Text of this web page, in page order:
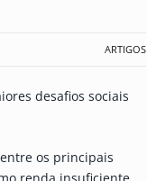
ARTIGOS
desafios sociais
os principais
renda insuficiente,